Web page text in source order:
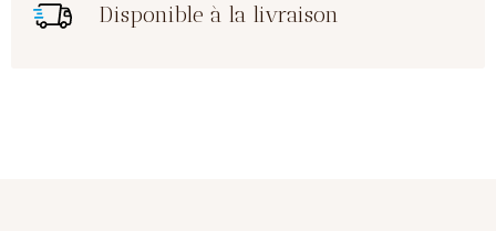
Disponible à la livraison